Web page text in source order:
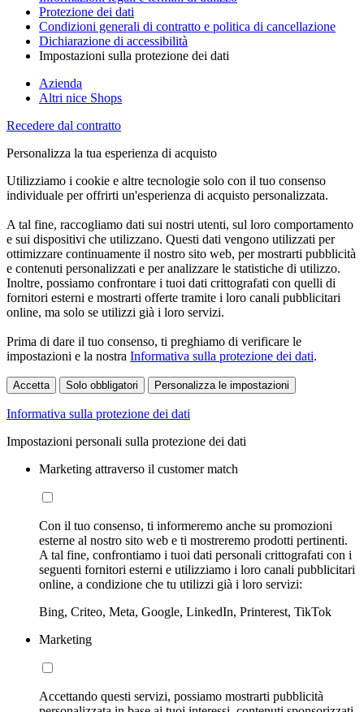
Protezione dei dati
Condizioni generali di contratto e politica di cancellazione
Dichiarazione di accessibilità
Impostazioni sulla protezione dei dati
Azienda
Altri nice Shops
Recedere dal contratto
Personalizza la tua esperienza di acquisto
Utilizziamo i cookie e altre tecnologie solo con il tuo consenso
individuale per offrirti un'esperienza di acquisto personalizzata.
A tal fine, raccogliamo dati sui nostri utenti, sul loro comportamento
e sui dispositivi che utilizzano. Questi dati vengono utilizzati per
ottimizzare continuamente il nostro sito web, per mostrarti pubblicità
e contenuti personalizzati e per analizzare le statistiche di utilizzo.
Inoltre, possiamo confrontare i tuoi dati crittografati con quelli di
fornitori esterni e mostrarti offerte tramite i loro canali pubblicitari
online, ma solo se utilizzi già i loro servizi.
Prima di dare il tuo consenso, ti preghiamo di verificare le
impostazioni e la nostra Informativa sulla protezione dei dati.
Accetta Solo obbligatori Personalizza le impostazioni
Informativa sulla protezione dei dati
Impostazioni personali sulla protezione dei dati
Marketing attraverso il customer match
Con il tuo consenso, ti informeremo anche su promozioni
esterne al nostro sito web e ti mostreremo prodotti pertinenti.
A tal fine, confrontiamo i tuoi dati personali crittografati con i
seguenti fornitori esterni e utilizziamo i loro canali pubblicitari
online, a condizione che tu utilizzi già i loro servizi:
Bing, Criteo, Meta, Google, LinkedIn, Printerest, TikTok
Marketing
Accettando questi servizi, possiamo mostrarti pubblicità